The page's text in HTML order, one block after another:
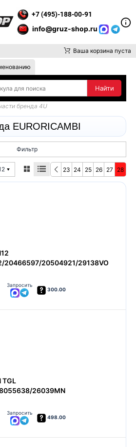
+7 (495)-188-00-91
info@gruz-shop.ru
Ваша корзина пуста
бренда 4U
EURORICAMBI
Фильтр
23 24 25 26 27 28
20466597/20504921/29138VO
Запросить
300.00
TGL
26039MN
Запросить
498.00